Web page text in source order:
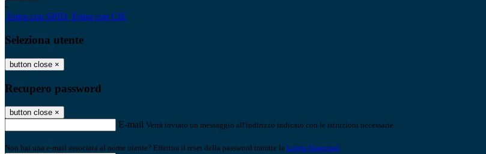
-
Entra con SPID Entra con CIE
Seleziona utente
button close ×
Recupero password
button close ×
E-mail Verrà inviato un messaggio all'indirizzo indicato con le istruzioni necessarie.
Non hai una e-mail associata al nome utente? Effettua il reset della password tramite la Login Spaggiari